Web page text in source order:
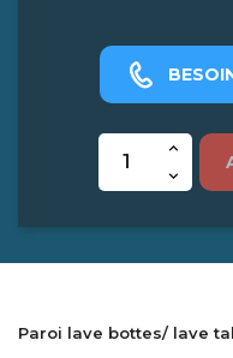
Paroi lave bottes/ lave